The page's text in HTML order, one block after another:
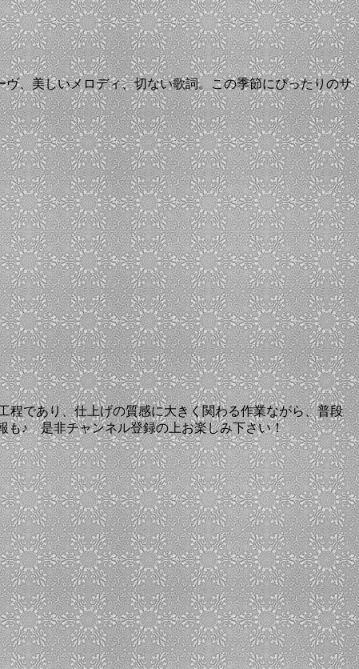
、美しいメロディ、切ない歌詞。この季節にぴったりのサ
程であり、仕上げの質感に大きく関わる作業ながら、普段
も♪ 是非チャンネル登録の上お楽しみ下さい！